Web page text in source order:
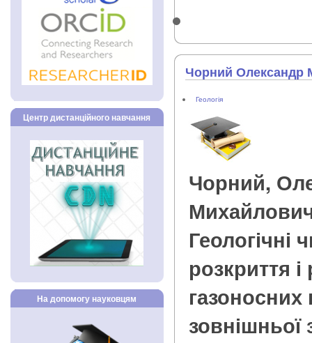
Центр дистанційного навчання
На допомогу науковцям
Чорний Олександр
Геологія
Чорний,
Геологічні
розкриття
газоносних
зовнішньої